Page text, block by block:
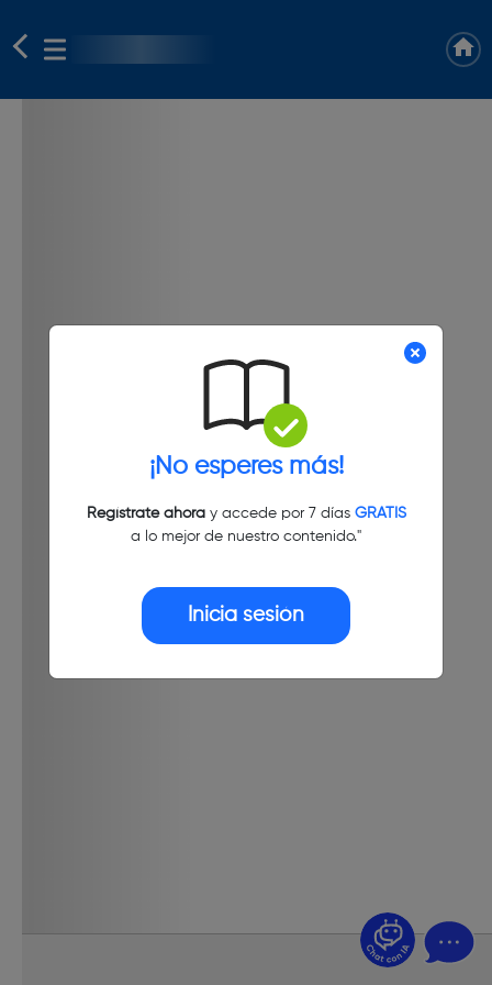
¡No esperes más!
Regístrate ahoray accede por 7 días GRATIS
a lo mejor de nuestro contenido."
Inicia sesión